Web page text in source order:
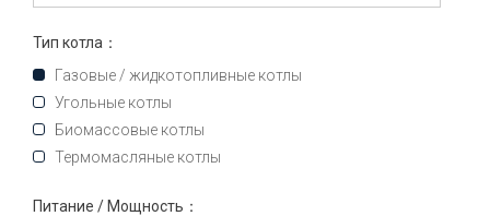
Тип котла：
Газовые / жидкотопливные котлы
Угольные котлы
Биомассовые котлы
Термомасляные котлы
Питание / Мощность：